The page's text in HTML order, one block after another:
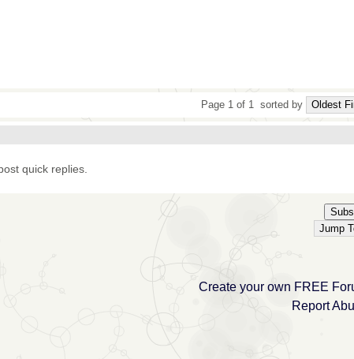
Page 1 of 1 sorted by
quick replies.
Create your own FREE
Report